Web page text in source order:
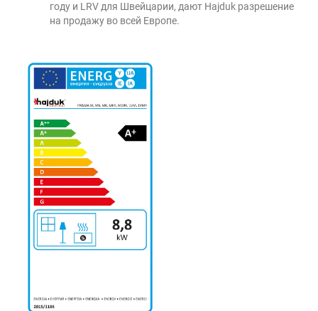
году и LRV для Швейцарии, дают Hajduk разрешение
на продажу во всей Европе.